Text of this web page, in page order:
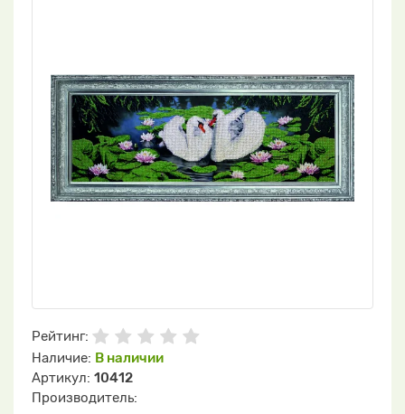
Рейтинг:
Наличие: В наличии
Артикул: 10412
Производитель: